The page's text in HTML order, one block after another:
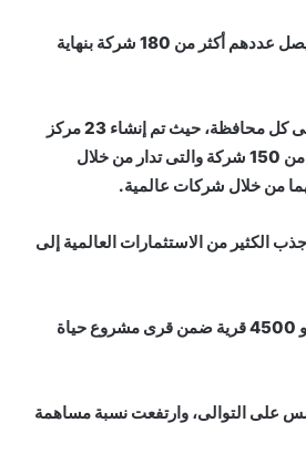
وأوضح أن مصر تقدمت فى مجال التعهيد حيث كانت تعمل فى عام 2022 نحو 68 شركة ليصل عددهم أكثر من 180 شركة بنهاية
وذكر أن وزارة الاتصالات وتكنولوجيا المعلومات تستهدف إنشاء مركز لابداع مصر الرقمية فى كل محافظة، حيث تم إنشاء 23 مركز
حاليا ومن المنتظر الوصول إلى 26 مركز خلال العام الحالى، وتحتضن المراكز الحالى أكثر من 150 شركة والتى تدار من خلال
من خلال شركات عالمية.
الكثير من الاستثمارات العالمية إلى
وأشار إلى جهود وزارة الاتصالات وتكنولوجيا المعلومات لمد كابلات الألياف الضوئية فى نحو 4500 قرية ضمن قرى مشروع حياة
على التوالى، وارتفعت نسبة مساهمة